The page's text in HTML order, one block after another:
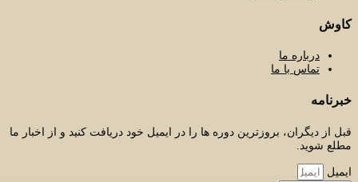
کاوش
درباره ما
تماس با ما
خبرنامه
قبل از دیگران، بروزترین دوره ها را در ایمیل خود دریافت کنید و از اخبار ما
مطلع شوید.
ایمیل